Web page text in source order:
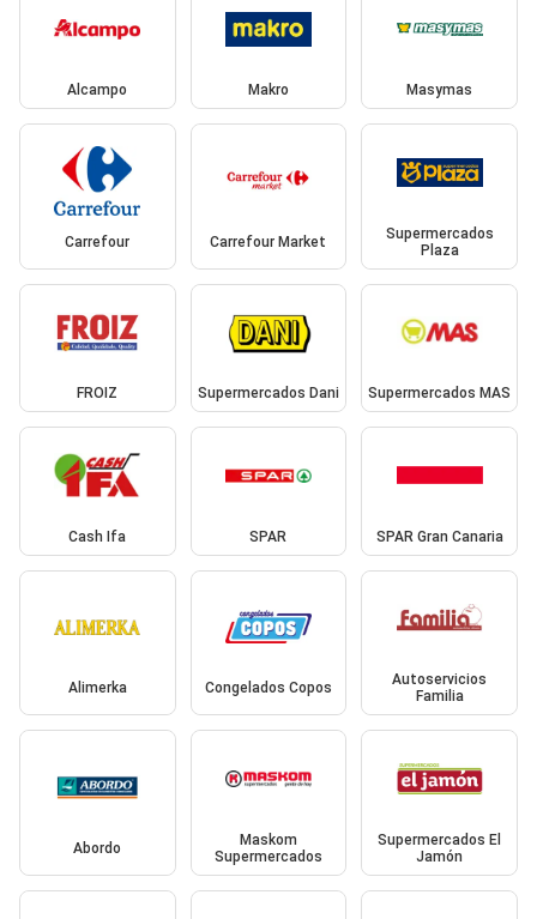
Alcampo Makro Masymas
Carrefour Carrefour Market
Supermercados
Plaza
FROIZ Supermercados Dani Supermercados MAS
Cash Ifa SPAR SPAR Gran Canaria
Alimerka Congelados Copos
Autoservicios
Familia
Abordo
Maskom
Supermercados
Supermercados El
Jamón